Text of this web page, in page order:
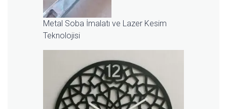
Metal Soba İmalatı ve Lazer Kesim
Teknolojisi